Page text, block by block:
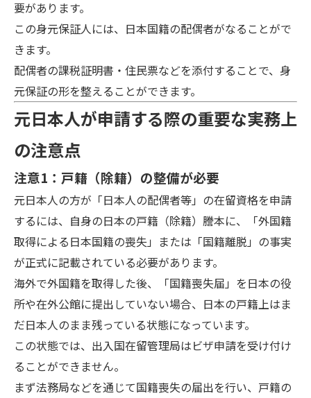
要があります。
この身元保証人には、日本国籍の配偶者がなることがで
きます。
配偶者の課税証明書・住民票などを添付することで、身
元保証の形を整えることができます。
元日本人が申請する際の重要な実務上
の注意点
注意1：戸籍（除籍）の整備が必要
元日本人の方が「日本人の配偶者等」の在留資格を申請
するには、自身の日本の戸籍（除籍）謄本に、「外国籍
取得による日本国籍の喪失」または「国籍離脱」の事実
が正式に記載されている必要があります。
海外で外国籍を取得した後、「国籍喪失届」を日本の役
所や在外公館に提出していない場合、日本の戸籍上はま
だ日本人のまま残っている状態になっています。
この状態では、出入国在留管理局はビザ申請を受け付け
ることができません。
まず法務局などを通じて国籍喪失の届出を行い、戸籍の